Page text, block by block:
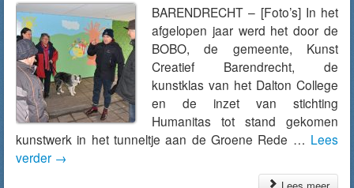
BARENDRECHT – [Foto’s] In het
afgelopen jaar werd het door de
BOBO, de gemeente, Kunst
Creatief Barendrecht, de
kunstklas van het Dalton College
en de inzet van stichting
Humanitas tot stand gekomen
kunstwerk in het tunneltje aan de Groene Rede … Lees
verder →